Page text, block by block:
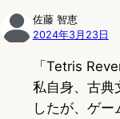
佐藤 智恵
2024年3月23日
「Tetris
私自身、古典
したが、ゲ